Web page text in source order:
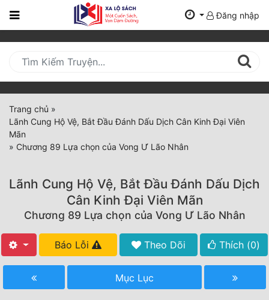
Trang
Mới
Cập
Nhật
(current)
BXH
Truyện Mới Ra
Hoàn Thành
Free
Đăng nhập
Trang chủ »
Lãnh Cung Hộ Vệ, Bắt Đầu Đánh Dấu Dịch Cân Kinh Đại Viên
Mãn
» Chương 89 Lựa chọn của Vong Ư Lão Nhân
Lãnh Cung Hộ Vệ, Bắt Đầu Đánh Dấu Dịch
Cân Kinh Đại Viên Mãn
Chương 89 Lựa chọn của Vong Ư Lão Nhân
Báo Lỗi Theo Dõi Thích (0)
Mục Lục